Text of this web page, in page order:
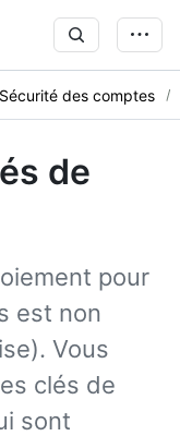
Sécurité des comptes
de
pour
est non
Vous
clés de
sont